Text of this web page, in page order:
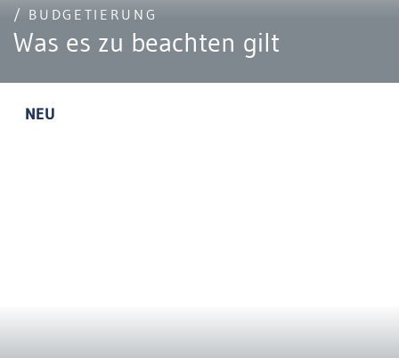
/ BUDGETIERUNG
Was es zu beachten gilt
NEU